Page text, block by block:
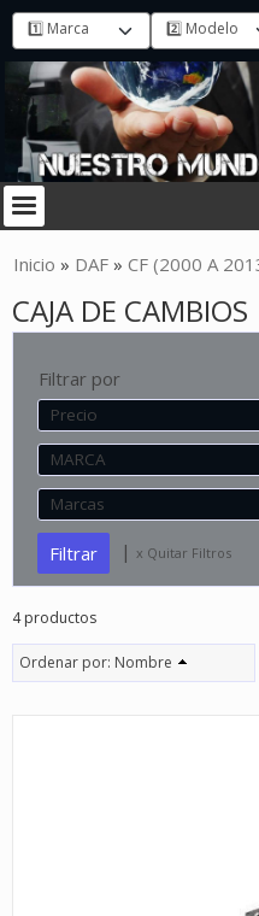
Inicio » DAF » CF (2000 A
CAJA DE CAMBIOS
Filtrar por
Precio
MARCA
Marcas
| x Quitar Filtros
4 productos
Ordenar por: Nombre